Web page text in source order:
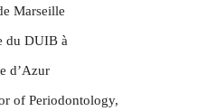
Marseille
du DUIB à
d’Azur
of Periodontology,